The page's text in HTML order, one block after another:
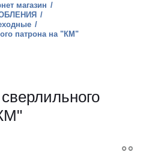
магазин
патрона на "КM"